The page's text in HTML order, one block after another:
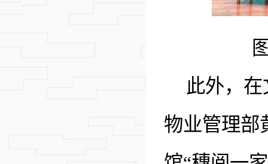
此外，
物业管理部